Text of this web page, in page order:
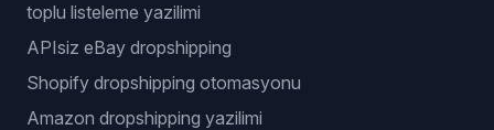
toplu listeleme yazilimi
APIsiz eBay dropshipping
Shopify dropshipping otomasyonu
Amazon dropshipping yazilimi